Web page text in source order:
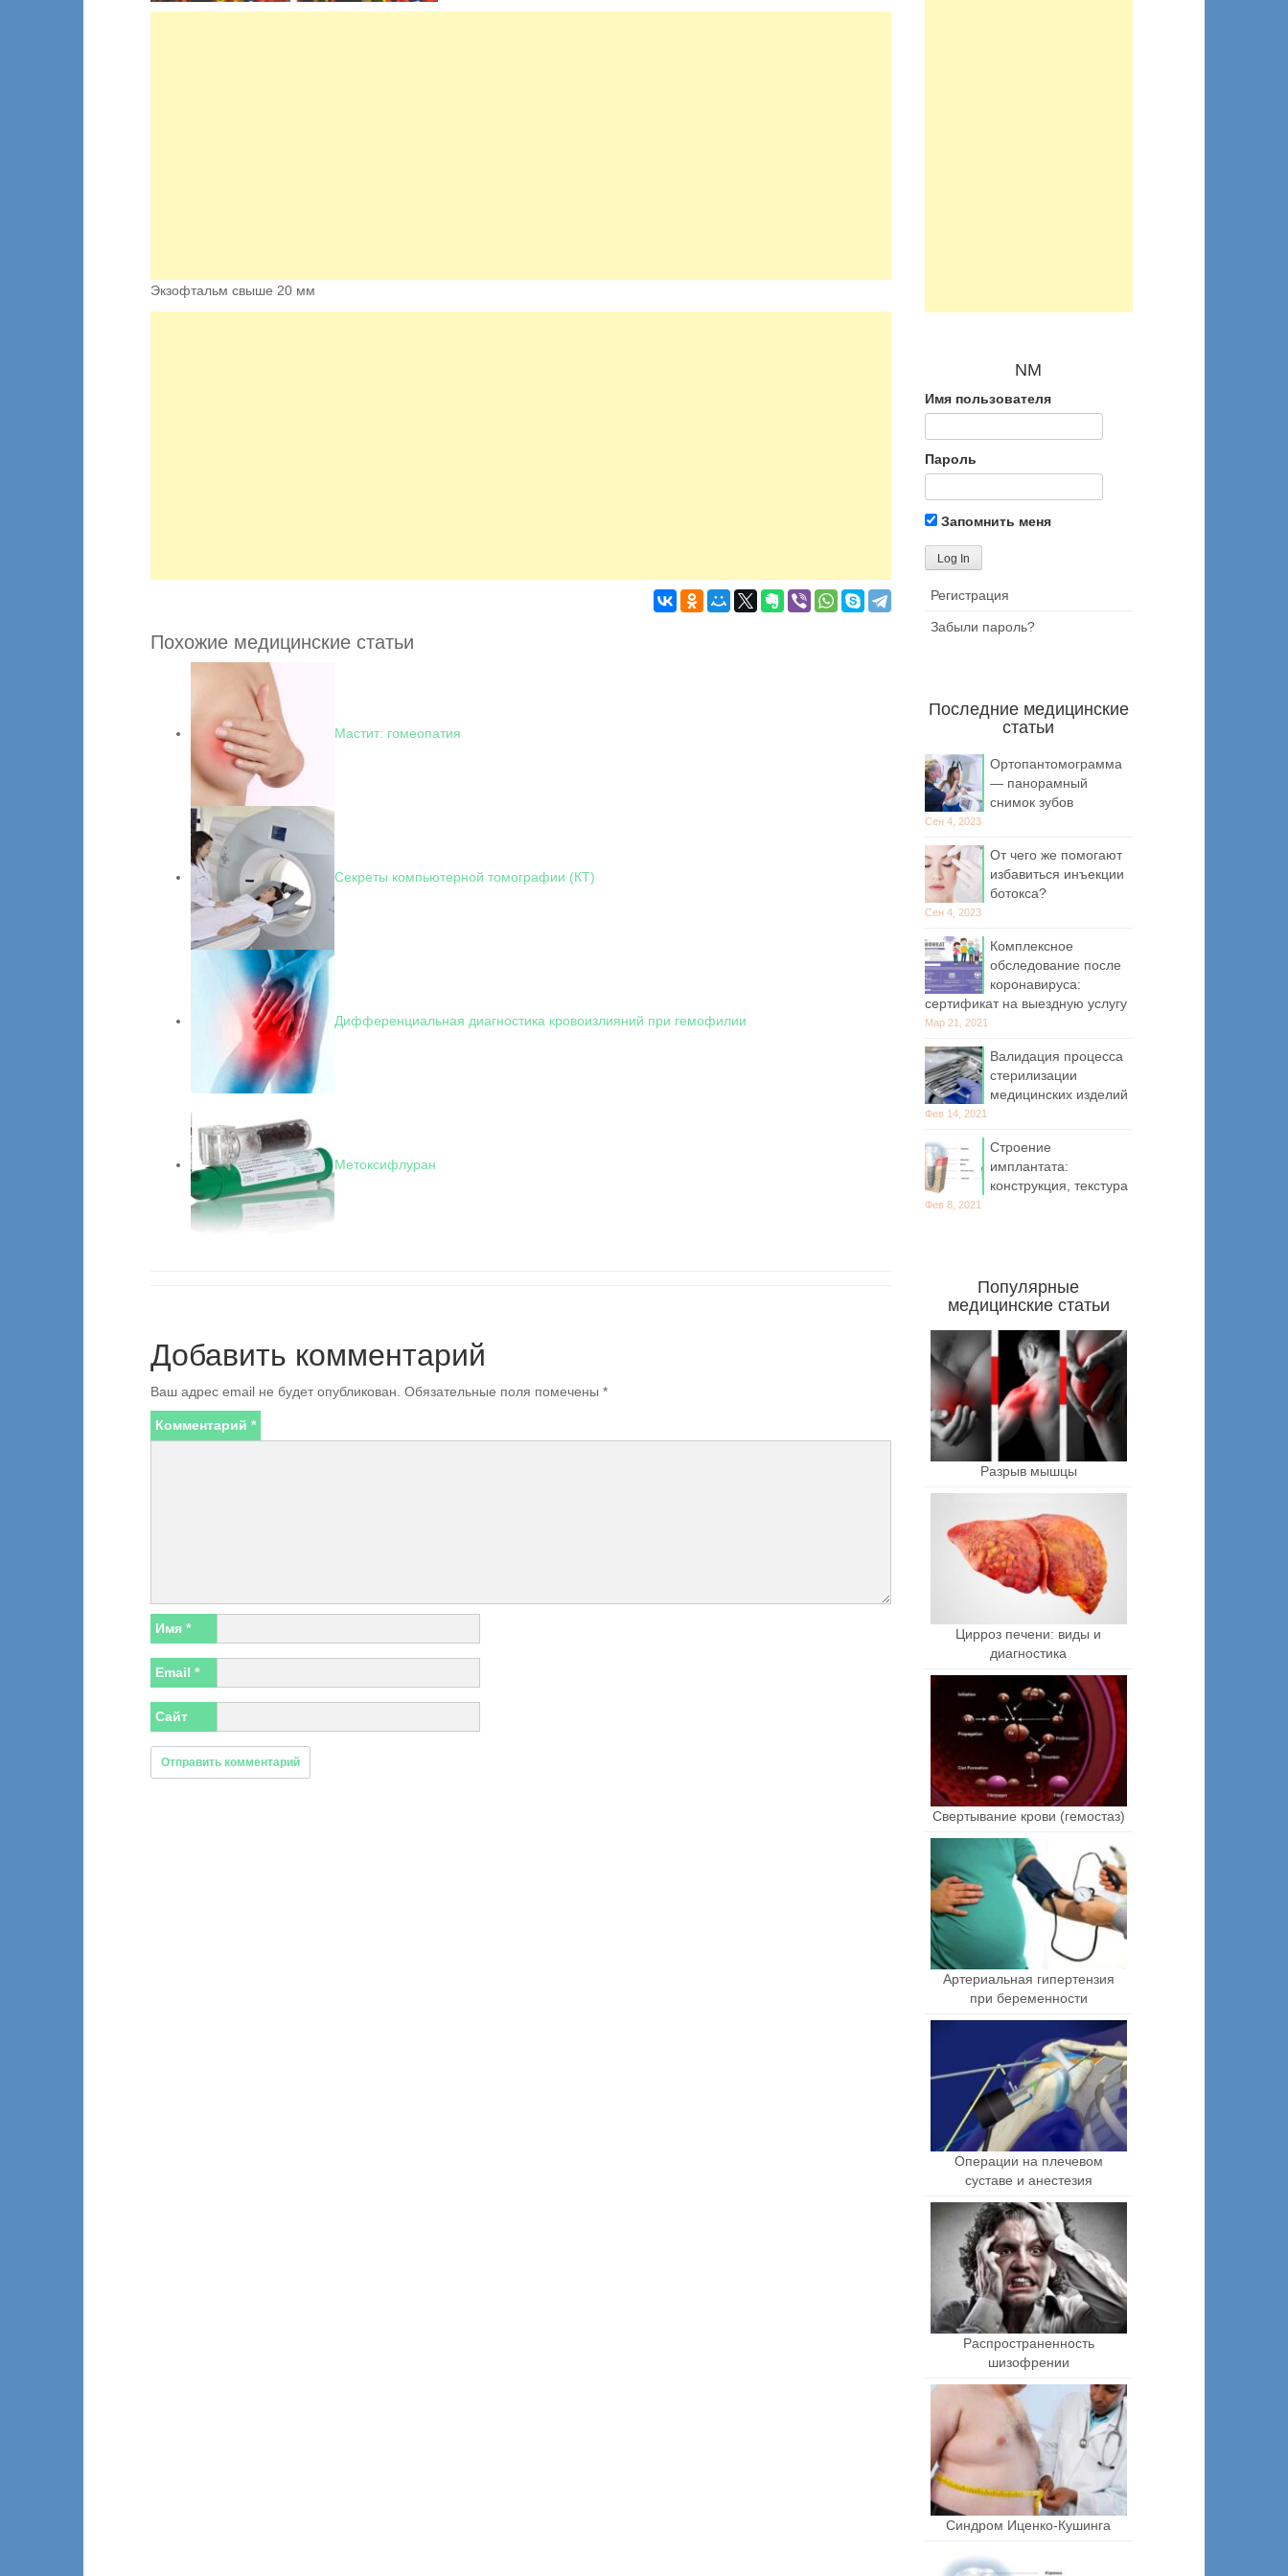
Экзофтальм свыше 20 мм
Похожие медицинские статьи
Мастит: гомеопатия
Секреты компьютерной томографии (КТ)
Дифференциальная диагностика кровоизлияний при гемофилии
Метоксифлуран
Добавить комментарий
Ваш адрес email не будет опубликован. Обязательные поля помечены *
Комментарий *
Имя *
Email *
Сайт
NM
Имя пользователя
Пароль
Запомнить меня
Регистрация
Забыли пароль?
Последние медицинские
статьи
Ортопантомограмма
— панорамный
снимок зубов
Сен 4, 2023
От чего же помогают
избавиться инъекции
ботокса?
Сен 4, 2023
Комплексное
обследование после
коронавируса:
сертификат на выездную услугу
Мар 21, 2021
Валидация процесса
стерилизации
медицинских изделий
Фев 14, 2021
Строение
имплантата:
конструкция, текстура
Фев 8, 2021
Популярные
медицинские статьи
Разрыв мышцы
Цирроз печени: виды и
диагностика
Свертывание крови (гемостаз)
Артериальная гипертензия
при беременности
Операции на плечевом
суставе и анестезия
Распространенность
шизофрении
Синдром Иценко-Кушинга